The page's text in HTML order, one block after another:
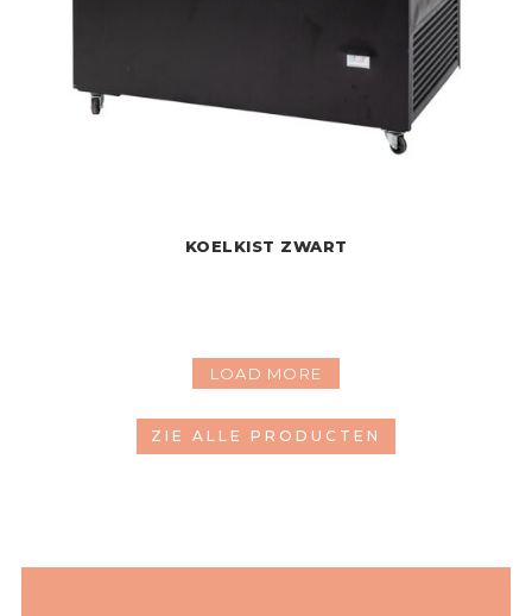
KOELKIST ZWART
LOAD MORE
ZIE ALLE PRODUCTEN